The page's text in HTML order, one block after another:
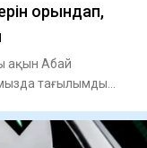
орындап,
ақын Абай
тағылымды